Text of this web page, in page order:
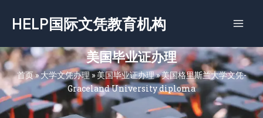
容
HELP国际文凭教育机构
美国毕业证办理
首页»大学文凭办理»美国毕业证办理»美国格里斯兰大学文凭-
Graceland University diploma